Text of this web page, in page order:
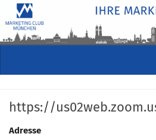
Kommende Veranstaltungen
https://
Adresse